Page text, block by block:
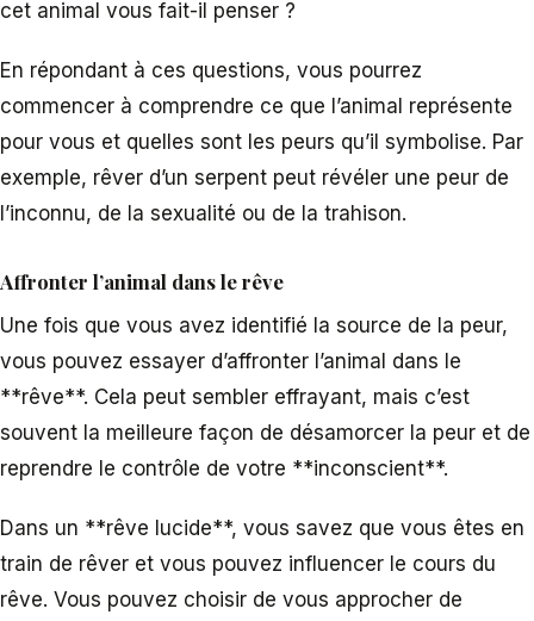
cet animal vous fait-il penser ?
En répondant à ces questions, vous pourrez
commencer à comprendre ce que l’animal représente
pour vous et quelles sont les peurs qu’il symbolise. Par
exemple, rêver d’un serpent peut révéler une peur de
l’inconnu, de la sexualité ou de la trahison.
Affronter l’animal dans le rêve
Une fois que vous avez identifié la source de la peur,
vous pouvez essayer d’affronter l’animal dans le
**rêve**. Cela peut sembler effrayant, mais c’est
souvent la meilleure façon de désamorcer la peur et de
reprendre le contrôle de votre **inconscient**.
Dans un **rêve lucide**, vous savez que vous êtes en
train de rêver et vous pouvez influencer le cours du
rêve. Vous pouvez choisir de vous approcher de